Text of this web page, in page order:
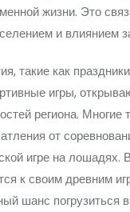
жизни. Это
и влиянием
такие как
игры,
региона.
от
игре на лошадях.
к своим древним
шанс погрузиться